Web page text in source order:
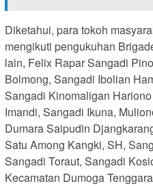
Diketahui, para tokoh
mengikuti pengukuhan
lain, Felix Rapar Sangadi
Bolmong, Sangadi Ibolian
Sangadi Kinomaligan
Imandi, Sangadi Ikuna,
Dumara Saipudin
Satu Among Kangki, SH,
Sangadi Toraut, Sangadi
Kecamatan Dumoga